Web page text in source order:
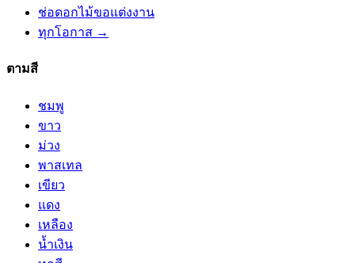
ช่อดอกไม้ขอแต่งงาน
ทุกโอกาส →
ตามสี
ชมพู
ขาว
ม่วง
พาสเทล
เขียว
แดง
เหลือง
น้ำเงิน